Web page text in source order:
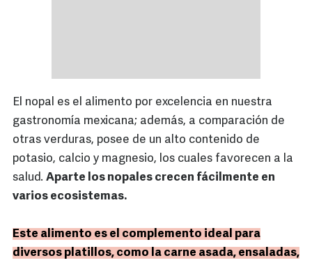
El nopal es el alimento por excelencia en nuestra
gastronomía mexicana; además, a comparación de
otras verduras, posee de un alto contenido de
potasio, calcio y magnesio, los cuales favorecen a la
salud. Aparte los nopales crecen fácilmente en
varios ecosistemas.
Este alimento es el complemento ideal para
diversos platillos, como la carne asada, ensaladas,